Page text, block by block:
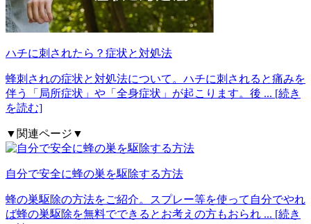
ハチに刺されたら？症状と対処法
蜂刺されの症状と対処法について。ハチに刺されると痛みを
伴う「局所症状」や「全身症状」が起こります。後 ... [続き
を読む]
▼関連ページ▼
自分で安全に蜂の巣を駆除する方法
蜂の巣駆除の方法をご紹介。スプレー等を使って自分でやれ
ば蜂の巣駆除を無料でできるとお考えの方もおられ ... [続き